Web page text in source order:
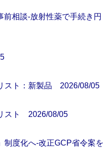
前相談‐放射性薬で手続き円
スト：新製品 2026/08/05
スト 2026/08/05
制度化へ‐改正GCP省令案を